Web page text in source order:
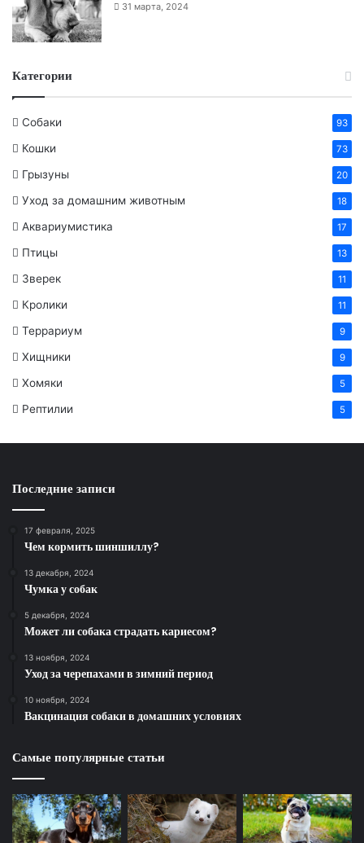
31 марта, 2024
Категории
Собаки 93
Кошки 73
Грызуны 20
Уход за домашним животным 18
Аквариумистика 17
Птицы 13
Зверек 11
Кролики 11
Террариум 9
Хищники 9
Хомяки 5
Рептилии 5
Последние записи
17 февраля, 2025
Чем кормить шиншиллу?
13 декабря, 2024
Чумка у собак
5 декабря, 2024
Может ли собака страдать кариесом?
13 ноября, 2024
Уход за черепахами в зимний период
10 ноября, 2024
Вакцинация собаки в домашних условиях
Самые популярные статьи